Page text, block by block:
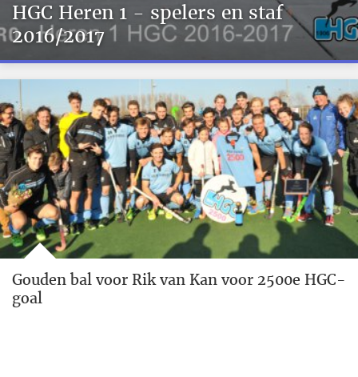
HGC Heren 1 - spelers en staf
2016/2017
Gouden bal voor Rik van Kan voor 2500e HGC-
goal